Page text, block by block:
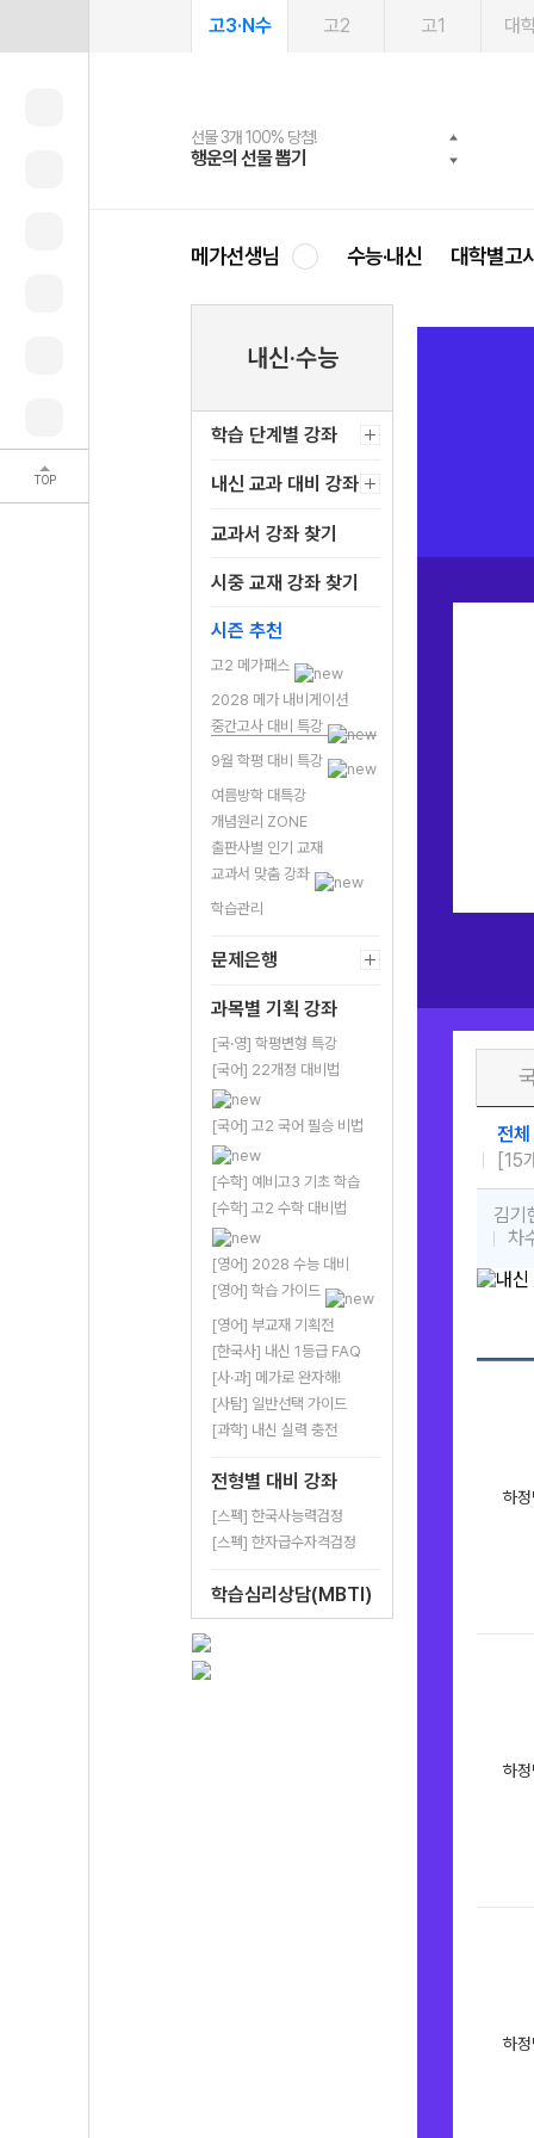
TOP
고3·N수 고2 고1 대
선물 3개 100% 당첨!
행운의 선물 뽑기
선물 100% 증정!
메가스터디 X 올리브
여름방학 스터디 캐시백
메가런 썸머스쿨
2027 러셀 단과
강사 공개선발
스마트러닝앱
설문 EVENT
메가패스
3일 무료 체험권
메가패스 수강생 무료혜택!
메가클럽 멤버십
사회공헌 캠페인
희망이룸 메가나눔
메가선생님 수능·내신 대학별고
내신·수능
학습 단계별 강좌
내신 교과 대비 강좌
교과서 강좌 찾기
시중 교재 강좌 찾기
시즌 추천
고2 메가패스
2028 메가 내비게이션
중간고사 대비 특강
9월 학평 대비 특강
여름방학 대특강
개념원리 ZONE
출판사별 인기 교재
교과서 맞춤 강좌
학습관리
문제은행
과목별 기획 강좌
[국·영] 학평변형 특강
[국어] 22개정 대비법
[국어] 고2 국어 필승 비법
[수학] 예비고3 기초 학습
[수학] 고2 수학 대비법
[영어] 2028 수능 대비
[영어] 학습 가이드
[영어] 부교재 기획전
[한국사] 내신 1등급 FAQ
[사·과] 메가로 완자해!
[사탐] 일반선택 가이드
[과학] 내신 실력 충전
전형별 대비 강좌
[스펙] 한국사능력검정
[스펙] 한자급수자격검정
학습심리상담(MBTI)
얘들아, 요즘 어때?
전체
[15
김기
차
하
하
하